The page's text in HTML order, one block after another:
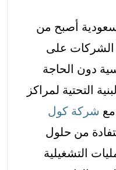
أصبح من
الشركات على
دون الحاجة
التحتية لمراكز
مع شركة كول
من حلول
التشغيلية